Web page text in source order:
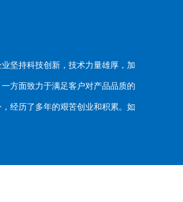
坚持科技创新，技术力量雄厚，加
方面致力于满足客户对产品品质的
经历了多年的艰苦创业和积累。如